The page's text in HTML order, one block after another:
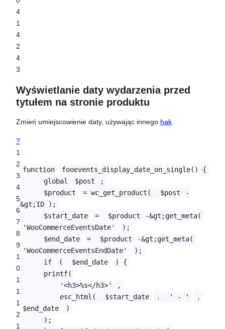
4
1
4
2
4
3
Wyświetlanie daty wydarzenia przed
tytułem na stronie produktu
Zmień umiejscowienie daty, używając innego hak.
?
1
2
3
4
5
6
7
8
9
1
0
1
1
1
2
1
function
fooevents_display_date_on_single() {
global
$post
;
$product
= wc_get_product( $post
-
&gt;ID );
$start_date
= $product
-&gt;get_meta(
'WooCommerceEventsDate'
);
$end_date
= $product
-&gt;get_meta(
'WooCommerceEventsEndDate'
);
if
( $end_date
) {
printf(
'<h3>%s</h3>'
,
esc_html(
$start_date . ' - '
.
$end_date
)
);